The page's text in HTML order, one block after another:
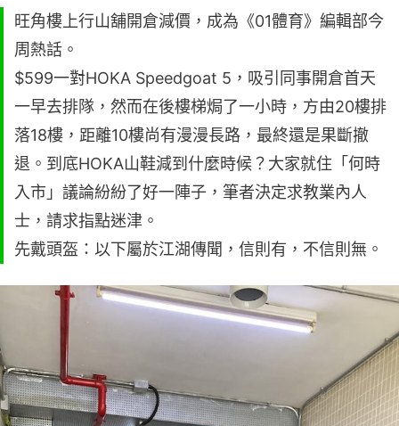
旺角樓上行山舖開倉減價，成為《01體育》編輯部今
周熱話。
$599一對HOKA Speedgoat 5，吸引同事開倉首天
一早去排隊，然而在後樓梯焗了一小時，方由20樓排
落18樓，距離10樓尚有漫漫長路，最終還是果斷撤
退。到底HOKA山鞋減到什麼時候？大家就住「何時
入市」議論紛紛了好一陣子，筆者決定求教業內人
士，請求指點迷津。
先戴頭盔：以下屬於江湖傳聞，信則有，不信則無。